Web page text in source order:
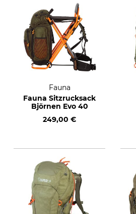
Fauna
Fauna Sitzrucksack
Björnen Evo 40
249,00 €